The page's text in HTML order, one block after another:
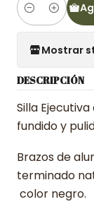
Cantidad
Mostrar
DESCRIPCIÓN
Silla
fundido y
Brazos de
terminado
color negro.